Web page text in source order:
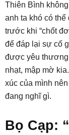
Thiên Bình không
anh ta khó có
trước khi “chốt
để đáp lại sự cố
được yêu
nhạt, mập mờ
xúc của mình
đang nghĩ gì.
Bọ Cạp: